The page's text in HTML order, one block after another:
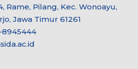
Rame, Pilang, Kec. Wonoayu,
Jawa Timur 61261